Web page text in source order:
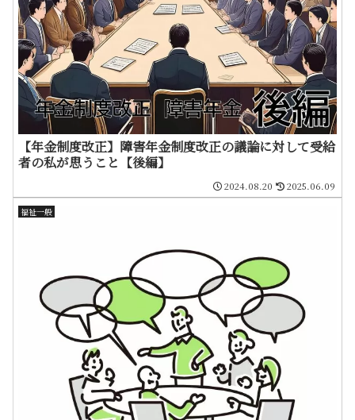
【年金制度改正】障害年金制度改正の議論に対して受給
者の私が思うこと【後編】
2024.08.20 2025.06.09
福祉一般